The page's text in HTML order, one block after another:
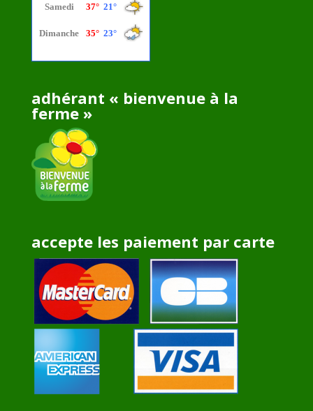
adhérant « bienvenue à la
ferme »
accepte les paiement par carte